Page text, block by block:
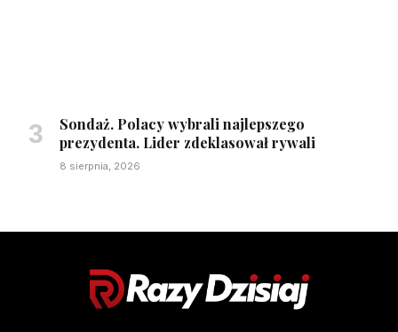
Sondaż. Polacy wybrali najlepszego
prezydenta. Lider zdeklasował rywali
8 sierpnia, 2026